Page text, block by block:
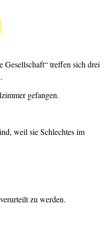
Gesellschaft“ treffen sich drei
gefangen.
weil sie Schlechtes im
zu werden.